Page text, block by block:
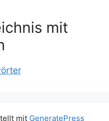
mit
mit GeneratePress